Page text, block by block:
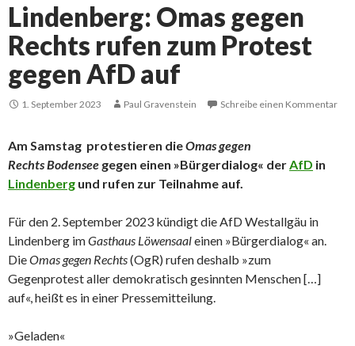
Lindenberg: Omas gegen
Rechts rufen zum Protest
gegen AfD auf
1. September 2023 Paul Gravenstein Schreibe einen Kommentar
Am Samstag protestieren dieOmas gegen
RechtsBodensee gegen einen »Bürgerdialog« derAfD in
Lindenberg und rufen zur Teilnahme auf.
Für den 2. September 2023 kündigt die AfD Westallgäu in
Lindenberg imGasthaus Löwensaaleinen »Bürgerdialog« an.
DieOmas gegen Rechts(OgR) rufen deshalb »zum
Gegenprotest aller demokratisch gesinnten Menschen […]
auf«, heißt es in einer Pressemitteilung.
»Geladen«